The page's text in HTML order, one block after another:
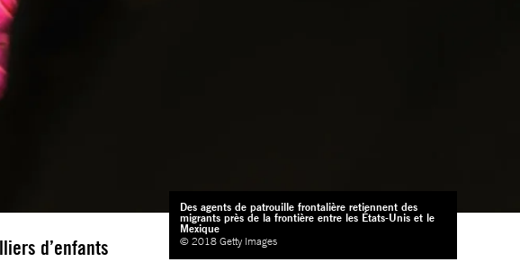
Des agents de patrouille frontalière retiennent des
migrants près de la frontière entre les États-Unis et le
Mexique
© 2018 Getty Images
d’enfants